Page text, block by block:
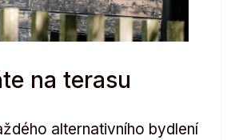
na terasu
alternativního bydlení